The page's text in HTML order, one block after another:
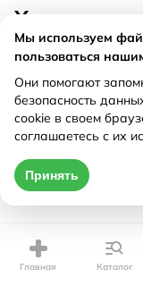
Рецепт
Цена
Главная Каталог
Мы используем
пользоваться
Они помогают
безопасность
cookie в своем
соглашаетесь с их
Принять